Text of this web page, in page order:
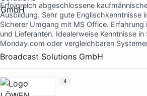
Erfolgreich abgeschlossene
Ausbildung. Sehr gute Englischkenntnisse
Sicherer Umgang mit MS Office.
und Lieferanten. Idealerweise Kenntnisse in
Monday.com oder vergleichbaren
Broadcast Solutions GmbH
4